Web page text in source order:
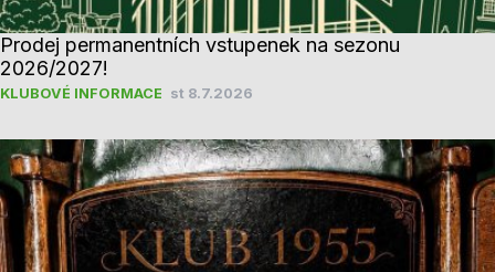
Prodej permanentních vstupenek na sezonu
2026/2027!
KLUBOVÉ INFORMACE st 8.7.2026